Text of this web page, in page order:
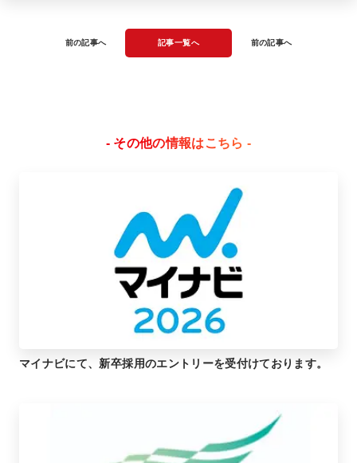
前の記事へ 記事一覧へ 前の記事へ
- その他の情報はこちら -
マイナビにて、新卒採用のエントリーを受付けております。